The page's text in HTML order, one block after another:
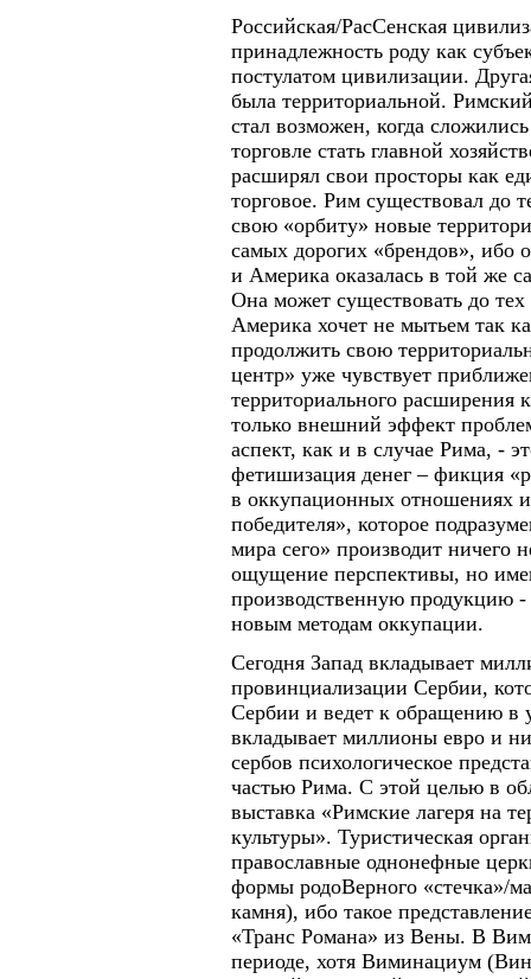
Российская/РасСенская
принадлежность роду как
постулатом цивилизации.
была территориальной.
стал возможен, когда
торговле стать главной
расширял свои просторы как
торговое. Рим существовал до
свою «орбиту» новые
самых дорогих «брендов»,
и Америка оказалась в той же
Она может существовать до
Америка хочет не мытьем так
продолжить свою
центр» уже чувствует
территориального расширения
только внешний эффект
аспект, как и в случае Рима, -
фетишизация денег – фикция
в оккупационных отношениях
победителя», которое
мира сего» производит ничего
ощущение перспективы, но
производственную продукцию -
новым методам оккупации.
Сегодня Запад вкладывает
провинциализации Сербии,
Сербии и ведет к обращению в
вкладывает миллионы евро и
сербов психологическое
частью Рима. С этой целью в
выставка «Римские лагеря на
культуры». Туристическая
православные однонефные
формы родоВерного «стечка»/
камня), ибо такое
«Транс Романа» из Вены. В
периоде, хотя Виминациум